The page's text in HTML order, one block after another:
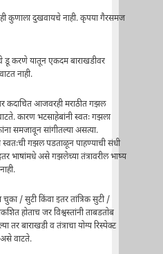
कुणाला दुखवायचे नाही. कृपया गैरसमज
करणे यातून एकदम बाराखडीवर
नाही.
कदाचित आजवरही मराठीत गझल
कारण भटसाहेबांनी स्वतः गझला
समजावून सांगीतल्या असत्या.
स्वतःची गझल पडताळून पाहण्याची संधी
भाषांमधे असे गझलेच्या तंत्रावरील भाष्य
/ सुटी किंवा इतर तांत्रिक सुटी /
होताच जर विश्वस्तांनी ताबडतोब
तर बाराखडी व तंत्राचा योग्य रिस्पेक्ट
असे वाटते.